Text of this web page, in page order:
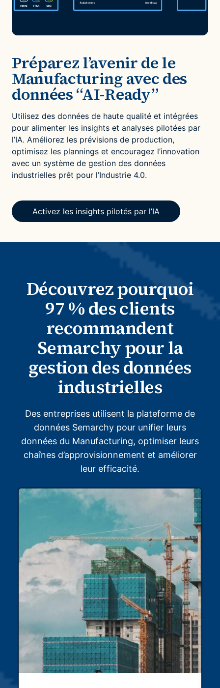
Préparez l’avenir de le
Manufacturing avec des
données “AI-Ready”
Utilisez des données de haute qualité et intégrées
pour alimenter les insights et analyses pilotées par
l’IA. Améliorez les prévisions de production,
optimisez les plannings et encouragez l’innovation
avec un système de gestion des données
industrielles prêt pour l’Industrie 4.0.
Activez les insights pilotés par l’IA
Découvrez pourquoi
97 % des clients
recommandent
Semarchy pour la
gestion des données
industrielles
Des entreprises utilisent la plateforme de
données Semarchy pour unifier leurs
données du Manufacturing, optimiser leurs
chaînes d’approvisionnement et améliorer
leur efficacité.